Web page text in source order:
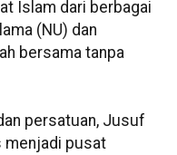
Islam dari berbagai
(NU) dan
bersama tanpa
persatuan, Jusuf
menjadi pusat